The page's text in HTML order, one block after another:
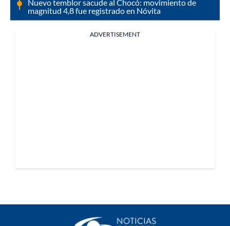
Nuevo temblor sacude al Chocó: movimiento de
magnitud 4,8 fue registrado en Nóvita
ADVERTISEMENT